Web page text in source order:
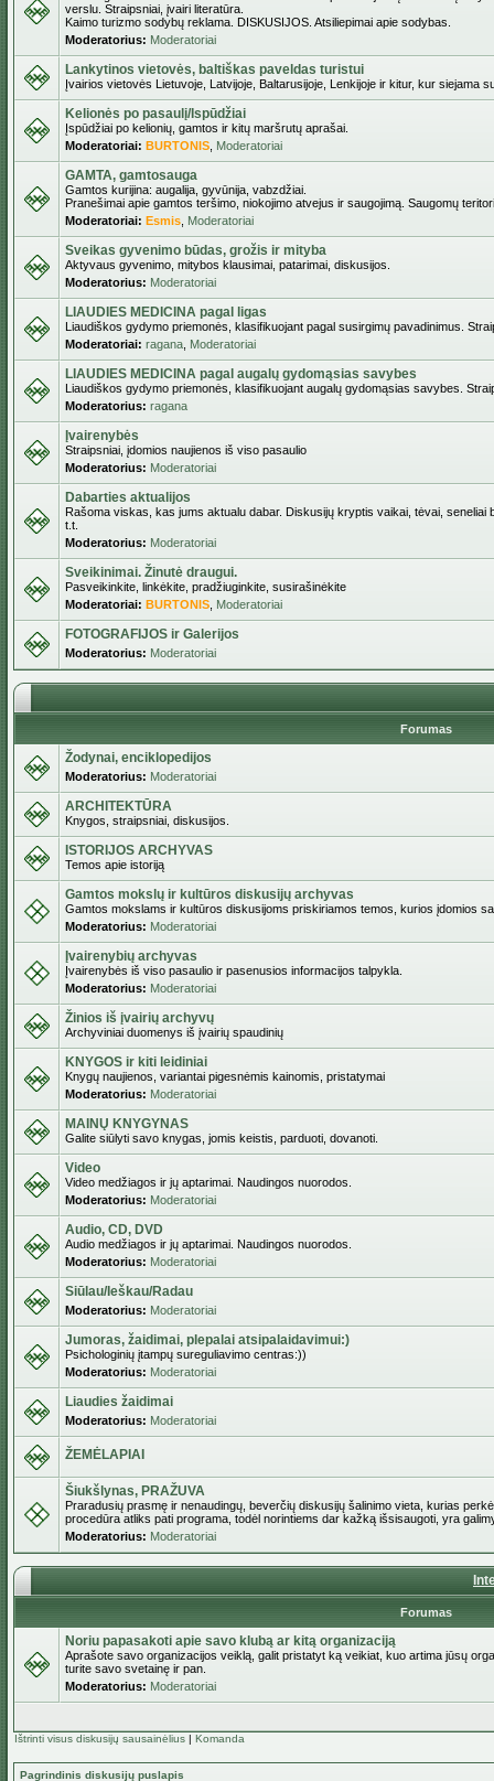
verslu. Straipsniai, įvairi literatūra.
Kaimo turizmo sodybų reklama. DISKUSIJOS. Atsiliepimai apie sodybas.
Moderatorius: Moderatoriai
Lankytinos vietovės, baltiškas paveldas turistui
Įvairios vietovės Lietuvoje, Latvijoje, Baltarusijoje, Lenkijoje ir kitur, kur siejama
Kelionės po pasaulį/Ispūdžiai
Įspūdžiai po kelionių, gamtos ir kitų maršrutų aprašai.
Moderatoriai: BURTONIS Moderatoriai
GAMTA, gamtosauga
Gamtos kurijina: augalija, gyvūnija, vabzdžiai.
Pranešimai apie gamtos teršimo, niokojimo atvejus ir saugojimą. Saugomų
Moderatoriai: Esmis Moderatoriai
Sveikas gyvenimo būdas, grožis ir mityba
Aktyvaus gyvenimo, mitybos klausimai, patarimai, diskusijos.
Moderatorius: Moderatoriai
LIAUDIES MEDICINA pagal ligas
Liaudiškos gydymo priemonės, klasifikuojant pagal susirgimų pavadinimus.
Moderatoriai: ragana Moderatoriai
LIAUDIES MEDICINA pagal augalų gydomąsias savybes
Liaudiškos gydymo priemonės, klasifikuojant augalų gydomąsias savybes.
Moderatorius: ragana
Įvairenybės
Straipsniai, įdomios naujienos iš viso pasaulio
Moderatorius: Moderatoriai
Dabarties aktualijos
Rašoma viskas, kas jums aktualu dabar. Diskusijų kryptis vaikai, tėvai, seneliai
t.t.
Moderatorius: Moderatoriai
Sveikinimai. Žinutė draugui.
Pasveikinkite, linkėkite, pradžiuginkite, susirašinėkite
Moderatoriai: BURTONIS Moderatoriai
FOTOGRAFIJOS ir Galerijos
Moderatorius: Moderatoriai
Forumas
Žodynai, enciklopedijos
Moderatorius: Moderatoriai
ARCHITEKTŪRA
Knygos, straipsniai, diskusijos.
ISTORIJOS ARCHYVAS
Temos apie istoriją
Gamtos mokslų ir kultūros diskusijų archyvas
Gamtos mokslams ir kultūros diskusijoms priskiriamos temos, kurios įdomios
Moderatorius: Moderatoriai
Įvairenybių archyvas
Įvairenybės iš viso pasaulio ir pasenusios informacijos talpykla.
Moderatorius: Moderatoriai
Žinios iš įvairių archyvų
Archyviniai duomenys iš įvairių spaudinių
KNYGOS ir kiti leidiniai
Knygų naujienos, variantai pigesnėmis kainomis, pristatymai
Moderatorius: Moderatoriai
MAINŲ KNYGYNAS
Galite siūlyti savo knygas, jomis keistis, parduoti, dovanoti.
Video
Video medžiagos ir jų aptarimai. Naudingos nuorodos.
Moderatorius: Moderatoriai
Audio, CD, DVD
Audio medžiagos ir jų aptarimai. Naudingos nuorodos.
Moderatorius: Moderatoriai
Siūlau/Ieškau/Radau
Moderatorius: Moderatoriai
Jumoras, žaidimai, plepalai atsipalaidavimui:)
Psichologinių įtampų sureguliavimo centras:))
Moderatorius: Moderatoriai
Liaudies žaidimai
Moderatorius: Moderatoriai
ŽEMĖLAPIAI
Šiukšlynas, PRAŽUVA
Praradusių prasmę ir nenaudingų, beverčių diskusijų šalinimo vieta, kurias
procedūra atliks pati programa, todėl norintiems dar kažką išsisaugoti, yra
Moderatorius: Moderatoriai
Forumas
Noriu papasakoti apie savo klubą ar kitą organizaciją
Aprašote savo organizacijos veiklą, galit pristatyt ką veikiat, kuo artima jūsų
turite savo svetainę ir pan.
Moderatorius: Moderatoriai
Ištrinti visus diskusijų sausainėlius | Komanda
Pagrindinis diskusijų puslapis